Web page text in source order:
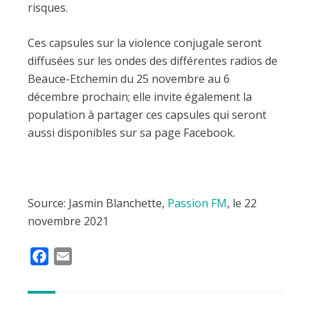
risques.
Ces capsules sur la violence conjugale seront
diffusées sur les ondes des différentes radios de
Beauce-Etchemin du 25 novembre au 6
décembre prochain; elle invite également la
population à partager ces capsules qui seront
aussi disponibles sur sa page Facebook.
Source: Jasmin Blanchette, Passion FM, le 22
novembre 2021
c